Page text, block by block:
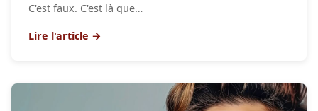
C'est faux. C'est là que…
Lire l'article →